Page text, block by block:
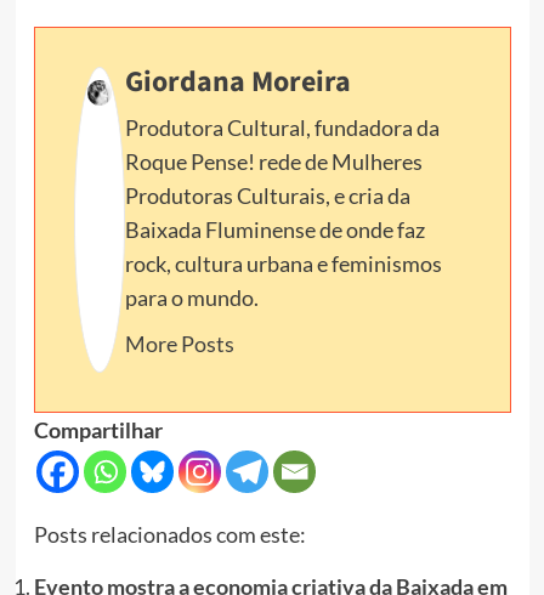
Giordana Moreira
Produtora Cultural, fundadora da
Roque Pense! rede de Mulheres
Produtoras Culturais, e cria da
Baixada Fluminense de onde faz
rock, cultura urbana e feminismos
para o mundo.
More Posts
Compartilhar
Posts relacionados com este:
Evento mostra a economia criativa da Baixada em